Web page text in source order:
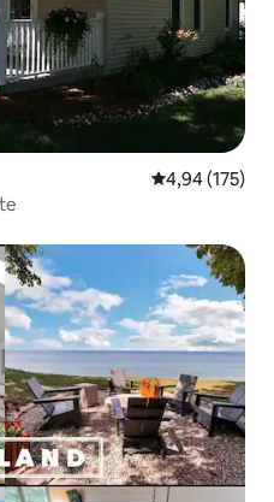
4,94 de uma
4,94 (175)